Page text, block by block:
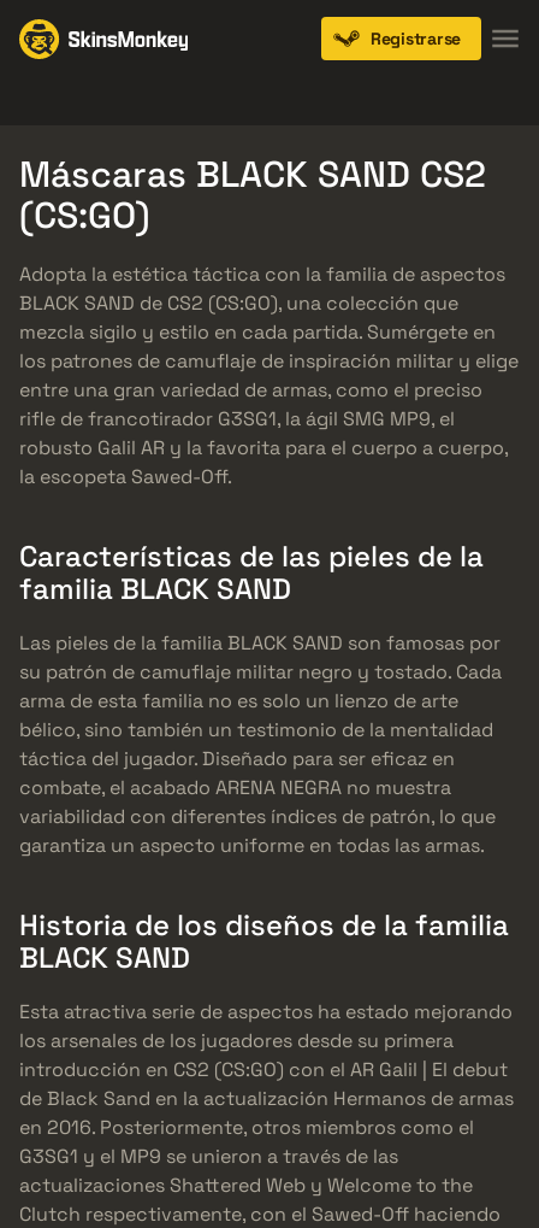
Registrarse
Máscaras BLACK SAND CS2
(CS:GO)
Adopta la estética táctica con la familia de aspectos
BLACK SAND de CS2 (CS:GO), una colección que
mezcla sigilo y estilo en cada partida. Sumérgete en
los patrones de camuflaje de inspiración militar y elige
entre una gran variedad de armas, como el preciso
rifle de francotirador G3SG1, la ágil SMG MP9, el
robusto Galil AR y la favorita para el cuerpo a cuerpo,
la escopeta Sawed-Off.
Características de las pieles de la
familia BLACK SAND
Las pieles de la familia BLACK SAND son famosas por
su patrón de camuflaje militar negro y tostado. Cada
arma de esta familia no es solo un lienzo de arte
bélico, sino también un testimonio de la mentalidad
táctica del jugador. Diseñado para ser eficaz en
combate, el acabado ARENA NEGRA no muestra
variabilidad con diferentes índices de patrón, lo que
garantiza un aspecto uniforme en todas las armas.
Historia de los diseños de la familia
BLACK SAND
Esta atractiva serie de aspectos ha estado mejorando
los arsenales de los jugadores desde su primera
introducción en CS2 (CS:GO) con el AR Galil | El debut
de Black Sand en la actualización Hermanos de armas
en 2016. Posteriormente, otros miembros como el
G3SG1 y el MP9 se unieron a través de las
actualizaciones Shattered Web y Welcome to the
Clutch respectivamente, con el Sawed-Off haciendo